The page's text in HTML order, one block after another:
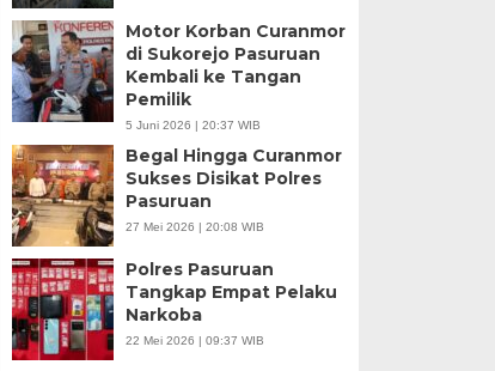
Motor Korban Curanmor
di Sukorejo Pasuruan
Kembali ke Tangan
Pemilik
5 Juni 2026 | 20:37 WIB
Begal Hingga Curanmor
Sukses Disikat Polres
Pasuruan
27 Mei 2026 | 20:08 WIB
Polres Pasuruan
Tangkap Empat Pelaku
Narkoba
22 Mei 2026 | 09:37 WIB